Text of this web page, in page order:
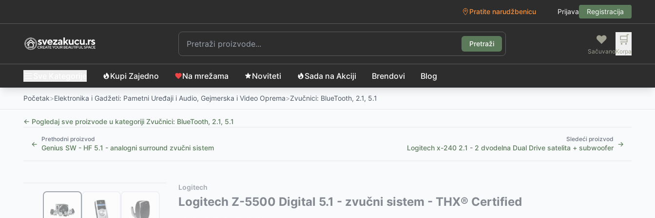
Pratite narudžbenicu Prijava Registracija
Pretraži ❤️
Sačuvano
🛒
Korpa
Kupi Zajedno Na mrežama Noviteti Sada na Akciji Brendovi Blog
Početak>Elektronika i Gadžeti: Pametni Uređaji i Audio, Gejmerska i Video Oprema>Zvučnici: BlueTooth, 2.1, 5.1
← Pogledaj sve proizvode u kategoriji Zvučnici: BlueTooth, 2.1, 5.1
←
Prethodni proizvod
Genius SW - HF 5.1 - analogni surround zvučni sistem
Sledeći proizvod
Logitech x-240 2.1 - 2 dvodelna Dual Drive satelita + subwoofer →
Bluetooth zvučnik HAEGER Light Boom – Vaša prenosna party stanica-3899RSD
Bluetooth zvučnik 30W PAR200 – Vaša prenosna diskoteka
Ovaj proizvod nije dostupan, pogledajte slične proizvode:
Plutajući Bluetooth zvučnik Lexon Mino X roze-
Logitech
Logitech Z-5500 Digital 5.1 - zvučni sistem - THX® Certified